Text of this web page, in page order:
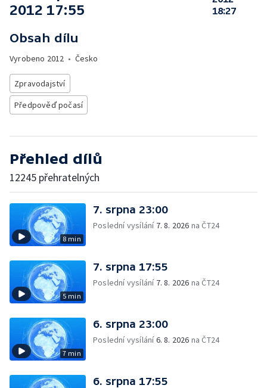
2012 17:55
Obsah dílu
Vyrobeno 2012 • Česko
Zpravodajství
Předpověď počasí
18:27
Přehled dílů
12245 přehratelných
8 min
7. srpna 23:00
Poslední vysílání 7. 8. 2026 na ČT24
5 min
7. srpna 17:55
Poslední vysílání 7. 8. 2026 na ČT24
7 min
6. srpna 23:00
Poslední vysílání6. 8. 2026 na ČT24
6. srpna 17:55